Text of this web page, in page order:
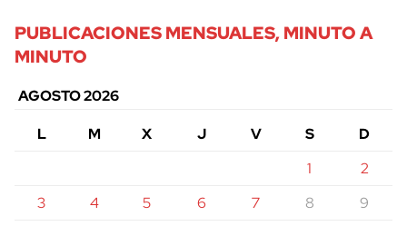
PUBLICACIONES MENSUALES, MINUTO A
MINUTO
AGOSTO 2026
L
M X J V S
D
1
2
3
4 5 6 7 8
9